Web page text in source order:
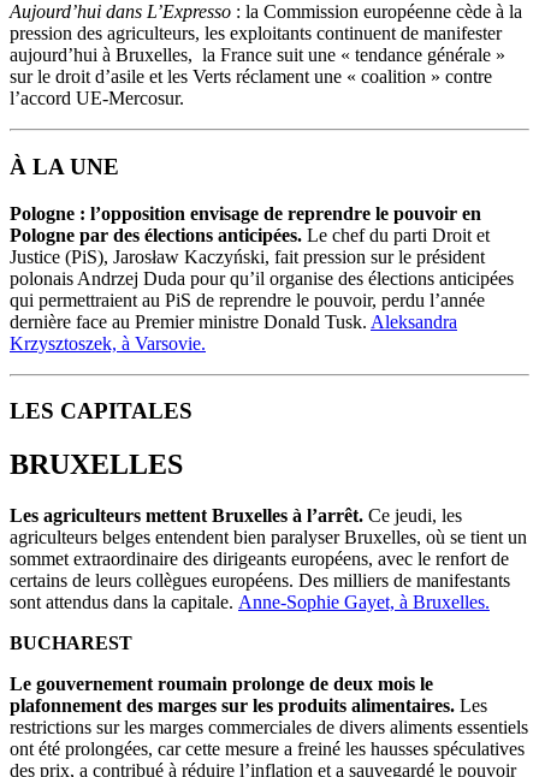
Aujourd’hui dans L’Expresso : la Commission européenne cède à la
pression des agriculteurs, les exploitants continuent de manifester
aujourd’hui à Bruxelles, la France suit une « tendance générale »
sur le droit d’asile et les Verts réclament une « coalition » contre
l’accord UE-Mercosur.
À LA UNE
Pologne : l’opposition envisage de reprendre le pouvoir en
Pologne par des élections anticipées. Le chef du parti Droit et
Justice (PiS), Jarosław Kaczyński, fait pression sur le président
polonais Andrzej Duda pour qu’il organise des élections anticipées
qui permettraient au PiS de reprendre le pouvoir, perdu l’année
dernière face au Premier ministre Donald Tusk. Aleksandra
Krzysztoszek, à Varsovie.
LES CAPITALES
BRUXELLES
Les agriculteurs mettent Bruxelles à l’arrêt. Ce jeudi, les
agriculteurs belges entendent bien paralyser Bruxelles, où se tient un
sommet extraordinaire des dirigeants européens, avec le renfort de
certains de leurs collègues européens. Des milliers de manifestants
sont attendus dans la capitale. Anne-Sophie Gayet, à Bruxelles.
BUCHAREST
Le gouvernement roumain prolonge de deux mois le
plafonnement des marges sur les produits alimentaires. Les
restrictions sur les marges commerciales de divers aliments essentiels
ont été prolongées, car cette mesure a freiné les hausses spéculatives
des prix, a contribué à réduire l’inflation et a sauvegardé le pouvoir